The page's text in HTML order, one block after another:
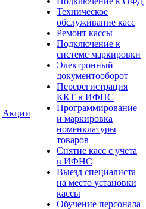
Акции
Техническое
обслуживание касс
Ремонт кассы
Подключение к
системе маркировки
Электронный
документооборот
Перерегистрация
ККТ в ИФНС
Программирование
и маркировка
номенклатуры
товаров
Снятие касс с учета
в ИФНС
Выезд специалиста
на место установки
кассы
Обучение персонала